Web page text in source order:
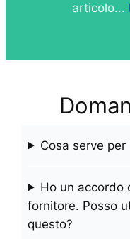
articolo...
Cosa serve per
Ho un accordo
fornitore. Posso
questo?